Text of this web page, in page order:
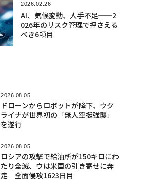
2026.02.26
AI、気候変動、人手不足──2
026年のリスク管理で押さえる
べき6項目
2026.08.05
ドローンからロボットが降下、ウク
ライナが世界初の「無人空挺強襲」
を遂行
2026.08.05
ロシアの攻撃で給油所が150キロにわ
たり全滅、ウは米国の引き寄せに奔
走 全面侵攻1623日目